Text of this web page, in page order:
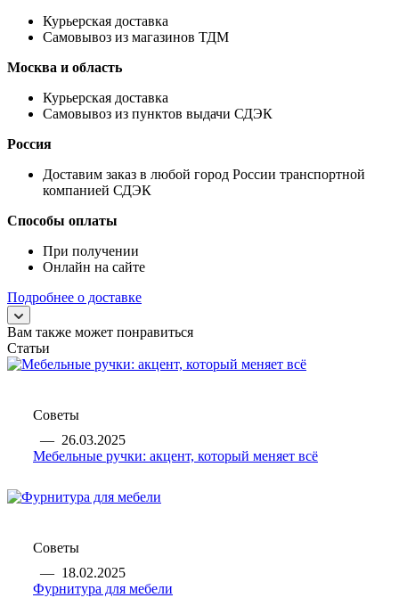
Курьерская доставка
Самовывоз из магазинов ТДМ
Москва и область
Курьерская доставка
Самовывоз из пунктов выдачи СДЭК
Россия
Доставим заказ в любой город России транспортной
компанией СДЭК
Способы оплаты
При получении
Онлайн на сайте
Подробнее о доставке
Вам также может понравиться
Статьи
Советы
— 26.03.2025
Мебельные ручки: акцент, который меняет всё
Советы
— 18.02.2025
Фурнитура для мебели